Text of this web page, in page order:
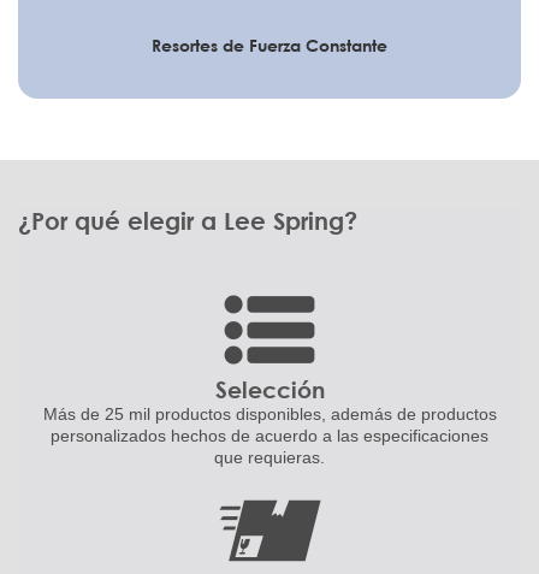
Resortes de Fuerza Constante
¿Por qué elegir a Lee Spring?
Selección
Más de 25 mil productos disponibles, además de productos
personalizados hechos de acuerdo a las especificaciones
que requieras.